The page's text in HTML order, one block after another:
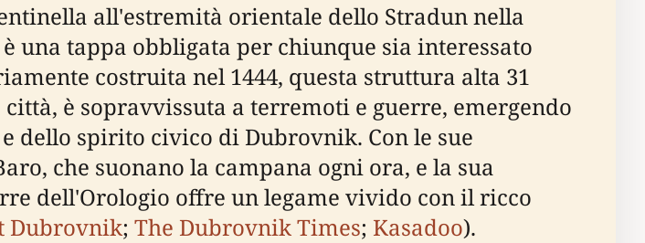
all'estremità orientale dello Stradun nella
una tappa obbligata per chiunque sia interessato
costruita nel 1444, questa struttura alta 31
è sopravvissuta a terremoti e guerre, emergendo
dello spirito civico di Dubrovnik. Con le sue
che suonano la campana ogni ora, e la sua
dell'Orologio offre un legame vivido con il ricco
Dubrovnik; The Dubrovnik Times; Kasadoo).